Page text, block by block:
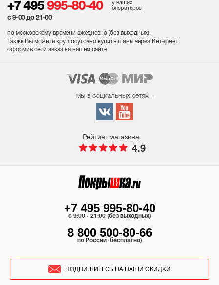
+7 495 995-80-40
у наших
операторов
с 9-00 до 21-00
по московскому времени ежедневно (без выходных).
Также Вы можете круглосуточно купить шины через Интернет,
оформив свой заказ на нашем сайте.
мы в социальных сетях –
Рейтинг магазина:
4.9
+7 495 995-80-40
c 9:00 - 21:00 (без выходных)
8 800 500-80-66
по России (бесплатно)
ПОДПИШИТЕСЬ НА НАШИ СКИДКИ